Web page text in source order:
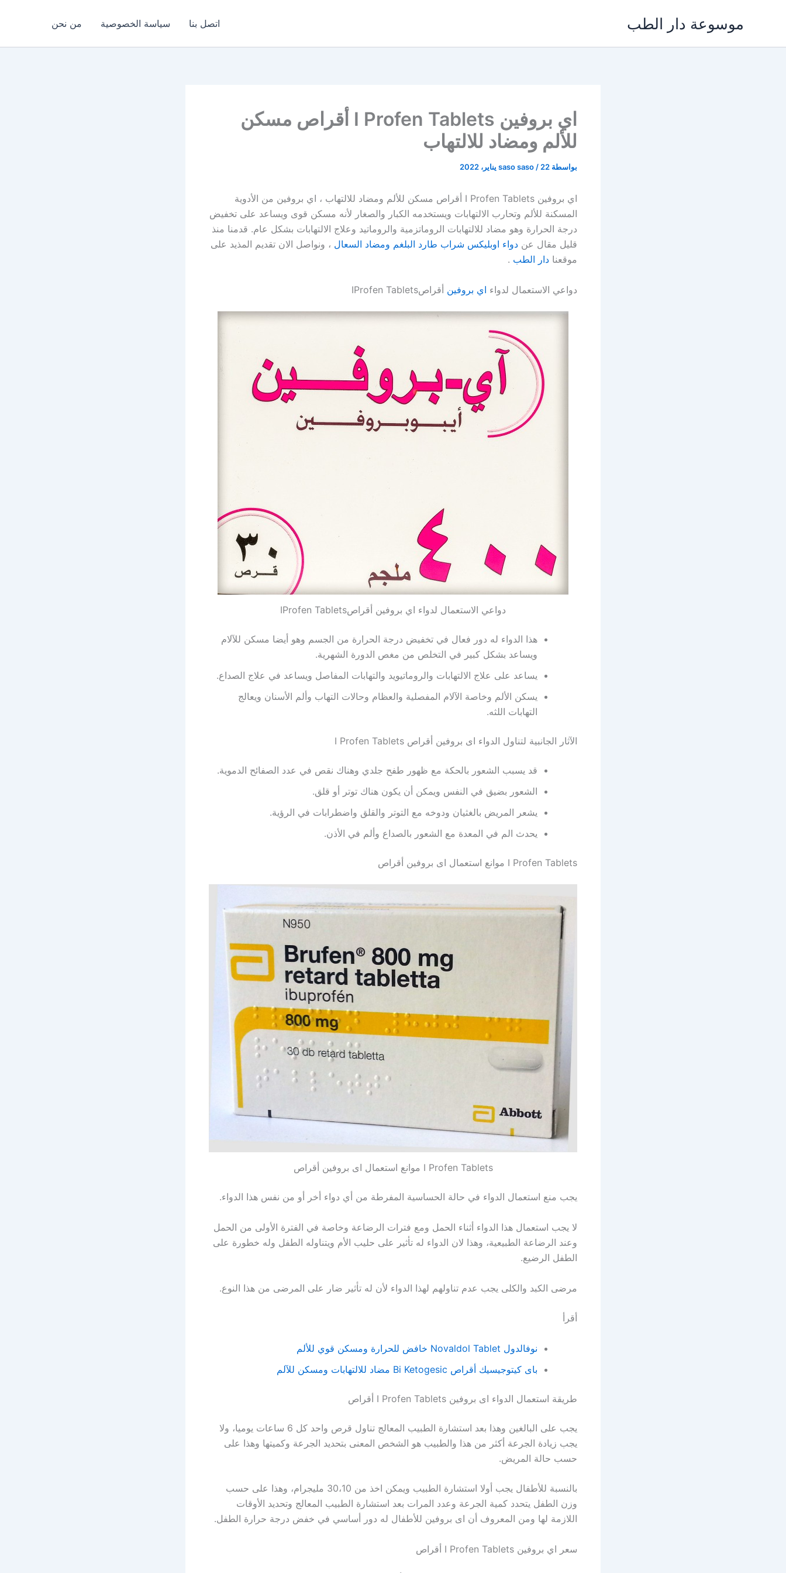
موسوعة دار الطب اتصل بنا سياسة الخصوصية من نحن
اي بروفين I Profen Tablets أقراص مسكن
للألم ومضاد للالتهاب
بواسطة saso saso / 22 يناير، 2022
اي بروفين I Profen Tablets أقراص مسكن للألم ومضاد للالتهاب ، اي بروفين من الأدوية
المسكنة للألم وتحارب الالتهابات ويستخدمه الكبار والصغار لأنه مسكن قوى ويساعد على تخفيض
درجة الحرارة وهو مضاد للالتهابات الروماتزمية والروماتيد وعلاج الالتهابات بشكل عام. قدمنا منذ
قليل مقال عن دواء اوبليكس شراب طارد البلغم ومضاد السعال ، ونواصل الان تقديم المذيد على
موقعنا دار الطب .
دواعي الاستعمال لدواء اي بروفين أقراصIProfen Tablets
دواعي الاستعمال لدواء اي بروفين أقراصIProfen Tablets
هذا الدواء له دور فعال في تخفيض درجة الحرارة من الجسم وهو أيضا مسكن للآلام
ويساعد بشكل كبير في التخلص من مغص الدورة الشهرية.
يساعد على علاج الالتهابات والروماتيويد والتهابات المفاصل ويساعد في علاج الصداع.
يسكن الألم وخاصة الآلام المفصلية والعظام وحالات التهاب وألم الأسنان ويعالج
التهابات اللثه.
الآثار الجانبية لتناول الدواء اى بروفين أقراص I Profen Tablets
قد يسبب الشعور بالحكة مع ظهور طفح جلدي وهناك نقص في عدد الصفائح الدموية.
الشعور بضيق في النفس ويمكن أن يكون هناك توتر أو قلق.
يشعر المريض بالغثيان ودوخه مع التوتر والقلق واضطرابات في الرؤية.
يحدث الم في المعدة مع الشعور بالصداع وألم في الأذن.
I Profen Tablets موانع استعمال اى بروفين أقراص
I Profen Tablets موانع استعمال اى بروفين أقراص
يجب منع استعمال الدواء في حالة الحساسية المفرطة من أي دواء أخر أو من نفس هذا الدواء.
لا يجب استعمال هذا الدواء أثناء الحمل ومع فترات الرضاعة وخاصة في الفترة الأولى من الحمل
وعند الرضاعة الطبيعية، وهذا لان الدواء له تأثير على حليب الأم ويتناوله الطفل وله خطورة على
الطفل الرضيع.
مرضى الكبد والكلى يجب عدم تناولهم لهذا الدواء لأن له تأثير ضار على المرضى من هذا النوع.
أقرأ
نوفالدول Novaldol Tablet خافض للحرارة ومسكن قوي للألم
باى كيتوجيسيك أقراص Bi Ketogesic مضاد للالتهابات ومسكن للآلم
طريقة استعمال الدواء اى بروفين I Profen Tablets أقراص
يجب على البالغين وهذا بعد استشارة الطبيب المعالج تناول قرص واحد كل 6 ساعات يوميا، ولا
يجب زيادة الجرعة أكثر من هذا والطبيب هو الشخص المعنى بتحديد الجرعة وكميتها وهذا على
حسب حالة المريض.
بالنسبة للأطفال يجب أولا استشارة الطبيب ويمكن اخذ من 30،10 مليجرام، وهذا على حسب
وزن الطفل يتحدد كمية الجرعة وعدد المرات بعد استشارة الطبيب المعالج وتحديد الأوقات
اللازمة لها ومن المعروف أن اى بروفين للأطفال له دور أساسي في خفض درجة حرارة الطفل.
سعر اي بروفين I Profen Tablets أقراص